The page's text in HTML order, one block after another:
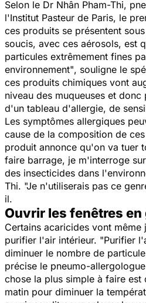
Selon le Dr Nhân Pham-Thi,
l'Institut Pasteur de Paris, le
ces produits se présentent
soucis, avec ces aérosols, est
particules extrêmement fines
environnement", souligne le
ces produits chimiques vont
niveau des muqueuses et
d'un tableau d'allergie, de
Les symptômes allergiques
cause de la composition de
produit annonce qu'on va tuer
faire barrage, je m'interroge
des insecticides dans
Thi. "Je n'utiliserais pas ce
il.
Ouvrir les fenêtres en
Certains acaricides vont
purifier l'air intérieur. "Purifier
diminuer le nombre de
précise le pneumo-
chose la plus simple à faire
matin pour diminuer la